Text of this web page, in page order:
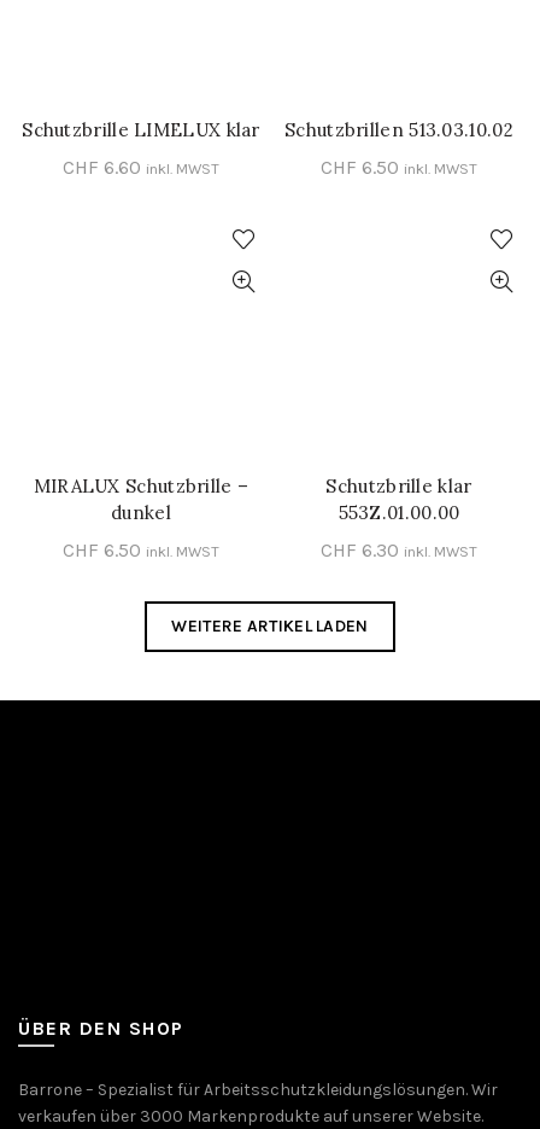
IN DEN WARENKORB
Schutzbrille LIMELUX klar
CHF 6.60 inkl. MWST
IN DEN WARENKORB
Schutzbrillen 513.03.10.02
CHF 6.50 inkl. MWST
IN DEN WARENKORB
MIRALUX Schutzbrille –
dunkel
CHF 6.50 inkl. MWST
IN DEN WARENKORB
Schutzbrille klar
553Z.01.00.00
CHF 6.30 inkl. MWST
WEITERE ARTIKEL LADEN
ÜBER DEN SHOP
Barrone – Spezialist für Arbeitsschutzkleidungslösungen. Wir
verkaufen über 3000 Markenprodukte auf unserer Website.